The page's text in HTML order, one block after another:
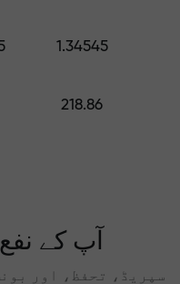
1.34545
218.86
آپ کے
سپریڈ، تحفظ، اور